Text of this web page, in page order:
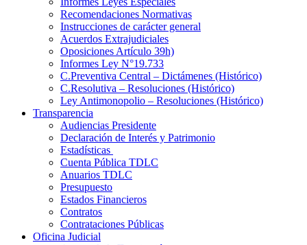
Recomendaciones Normativas
Instrucciones de carácter general
Acuerdos Extrajudiciales
Oposiciones Artículo 39h)
Informes Ley N°19.733
C.Preventiva Central – Dictámenes (Histórico)
C.Resolutiva – Resoluciones (Histórico)
Ley Antimonopolio – Resoluciones (Histórico)
Transparencia
Audiencias Presidente
Declaración de Interés y Patrimonio
Estadísticas
Cuenta Pública TDLC
Anuarios TDLC
Presupuesto
Estados Financieros
Contratos
Contrataciones Públicas
Oficina Judicial